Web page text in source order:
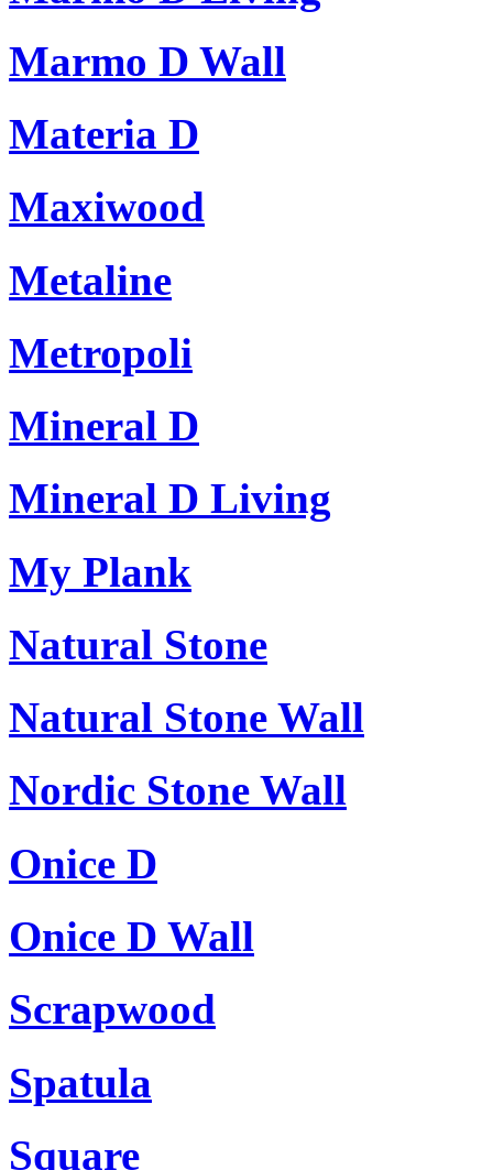
Marmo D Wall
Materia D
Maxiwood
Metaline
Metropoli
Mineral D
Mineral D Living
My Plank
Natural Stone
Natural Stone Wall
Nordic Stone Wall
Onice D
Onice D Wall
Scrapwood
Spatula
Square